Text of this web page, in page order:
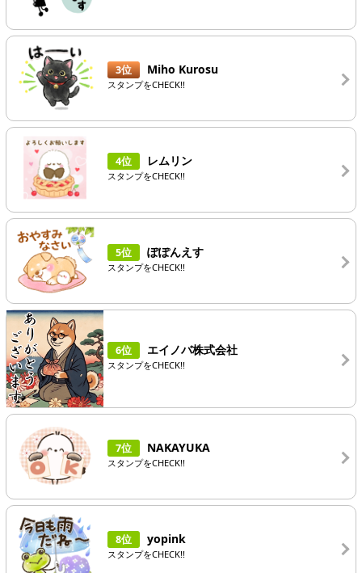
3位 Miho Kurosu
スタンプをCHECK!!
4位 レムリン
スタンプをCHECK!!
5位 ぽぽんえす
スタンプをCHECK!!
6位 エイノバ株式会社
スタンプをCHECK!!
7位 NAKAYUKA
スタンプをCHECK!!
8位 yopink
スタンプをCHECK!!